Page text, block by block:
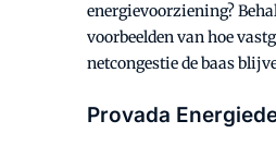
energievoorziening?
voorbeelden van hoe
netcongestie de baas
Provada